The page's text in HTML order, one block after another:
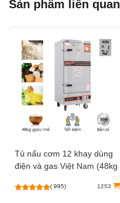
Sản phẩm liên quan
Tủ nấu cơm 12 khay dùng
điện và gas Việt Nam (48kg
( 995) 1253